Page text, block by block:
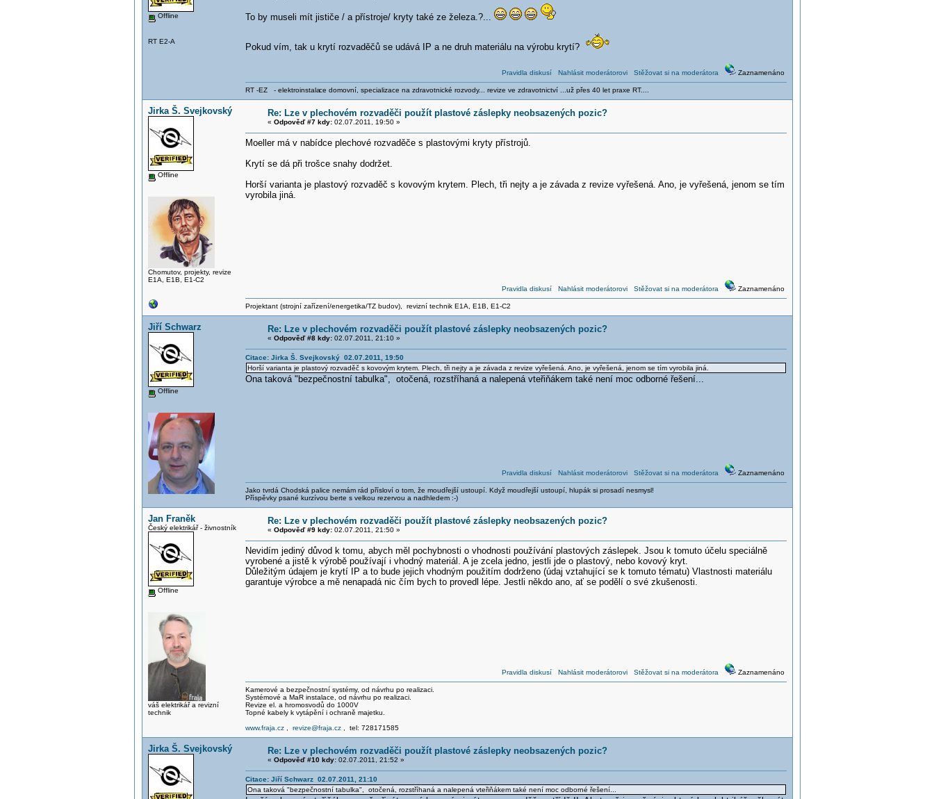
Offline
RT E2-A
To by museli mít jističe / a přístroje/ kryty také ze železa.?...
Pokud vím, tak u krytí rozvaděčů se udává IP a ne druh materiálu na výrobu krytí?
Pravidla diskusí Nahlásit moderátorovi Stěžovat si na moderátora Zaznamenáno
RT -EZ - elektroinstalace domovní, specializace na zdravotnické rozvody... revize ve zdravotnictví ...už přes 40 let praxe RT....
Jirka Š. Svejkovský
Offline
Chomutov, projekty, revize
E1A, E1B, E1-C2
Re: Lze v plechovém rozvaděči použít plastové záslepky neobsazených pozic?
« Odpověď #7 kdy:02.07.2011, 19:50 »
Moeller má v nabídce plechové rozvaděče s plastovými kryty přístrojů.
Krytí se dá při trošce snahy dodržet.
Horší varianta je plastový rozvaděč s kovovým krytem. Plech, tři nejty a je závada z revize vyřešená. Ano, je vyřešená, jenom se tím
vyrobila jiná.
Pravidla diskusí Nahlásit moderátorovi Stěžovat si na moderátora Zaznamenáno
Projektant (strojní zařízení/energetika/TZ budov), revizní technik E1A, E1B, E1-C2
Jiří Schwarz
Offline
Re: Lze v plechovém rozvaděči použít plastové záslepky neobsazených pozic?
« Odpověď #8 kdy:02.07.2011, 21:10 »
Citace: Jirka Š. Svejkovský 02.07.2011, 19:50
Horší varianta je plastový rozvaděč s kovovým krytem. Plech, tři nejty a je závada z revize vyřešená. Ano, je vyřešená, jenom se tím vyrobila jiná.
Ona taková "bezpečnostní tabulka", otočená, rozstříhaná a nalepená vteřiňákem také není moc odborné řešení...
Pravidla diskusí Nahlásit moderátorovi Stěžovat si na moderátora Zaznamenáno
Jako tvrdá Chodská palice nemám rád přísloví o tom, že moudřejší ustoupí. Když moudřejší ustoupí, hlupák si prosadí nesmysl!
Příspěvky psané kurzívou berte s velkou rezervou a nadhledem :-)
Jan Franěk
Český elektrikář - živnostník
Offline
váš elektrikář a revizní
technik
Re: Lze v plechovém rozvaděči použít plastové záslepky neobsazených pozic?
« Odpověď #9 kdy:02.07.2011, 21:50 »
Nevidím jediný důvod k tomu, abych měl pochybnosti o vhodnosti používání plastových záslepek. Jsou k tomuto účelu speciálně
vyrobené a jistě k výrobě používají i vhodný materiál. A je zcela jedno, jestli jde o plastový, nebo kovový kryt.
Důležitým údajem je krytí IP a to bude jejich vhodným použitím dodrženo (údaj vztahující se k tomuto tématu) Vlastnosti materiálu
garantuje výrobce a mě nenapadá nic čím bych to provedl lépe. Jestli někdo ano, ať se podělí o své zkušenosti.
Pravidla diskusí Nahlásit moderátorovi Stěžovat si na moderátora Zaznamenáno
Kamerové a bezpečnostní systémy, od návrhu po realizaci.
Systémové a MaR instalace, od návrhu po realizaci.
Revize el. a hromosvodů do 1000V
Topné kabely k vytápění i ochraně majetku.
www.fraja.cz, revize@fraja.cz, tel: 728171585
Jirka Š. Svejkovský Re: Lze v plechovém rozvaděči použít plastové záslepky neobsazených pozic?
« Odpověď #10 kdy:02.07.2011, 21:52 »
Citace: Jiří Schwarz 02.07.2011, 21:10
Ona taková "bezpečnostní tabulka", otočená, rozstříhaná a nalepená vteřiňákem také není moc odborné řešení...